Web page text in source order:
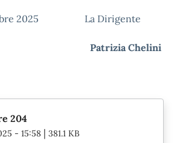
2025 La Dirigente
Patrizia Chelini
204
- 15:58 | 381.1 KB